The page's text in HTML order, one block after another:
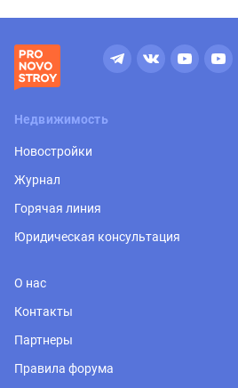
Недвижимость
Новостройки
Журнал
Горячая линия
Юридическая консультация
О нас
Контакты
Партнеры
Правила форума